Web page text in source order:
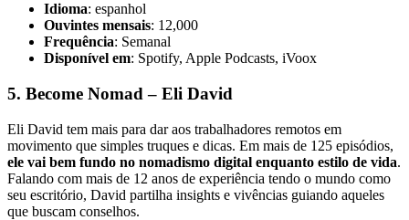
Idioma: espanhol
Ouvintes mensais: 12,000
Frequência: Semanal
Disponível em: Spotify, Apple Podcasts, iVoox
5. Become Nomad – Eli David
Eli David tem mais para dar aos trabalhadores remotos em
movimento que simples truques e dicas. Em mais de 125 episódios,
ele vai bem fundo no nomadismo digital enquanto estilo de vida.
Falando com mais de 12 anos de experiência tendo o mundo como
seu escritório, David partilha insights e vivências guiando aqueles
que buscam conselhos.